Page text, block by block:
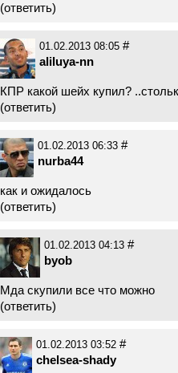
(ответить)
01.02.2013 08:05 #
aliluya-nn
КПР какой шейх купил?
(ответить)
01.02.2013 06:33 #
nurba44
как и ожидалось
(ответить)
01.02.2013 04:13 #
byob
Мда скупили все что можно
(ответить)
01.02.2013 03:52 #
chelsea-shady